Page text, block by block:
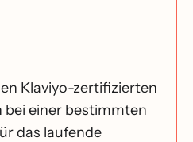
Klaviyo-zertifizierten
bei einer bestimmten
das laufende